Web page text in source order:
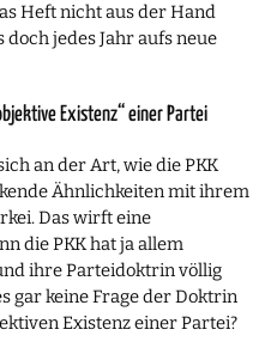
Heft nicht aus der Hand
doch jedes Jahr aufs neue
Existenz“ einer Partei
an der Art, wie die PKK
Ähnlichkeiten mit ihrem
Das wirft eine
die PKK hat ja allem
ihre Parteidoktrin völlig
gar keine Frage der Doktrin
Existenz einer Partei?